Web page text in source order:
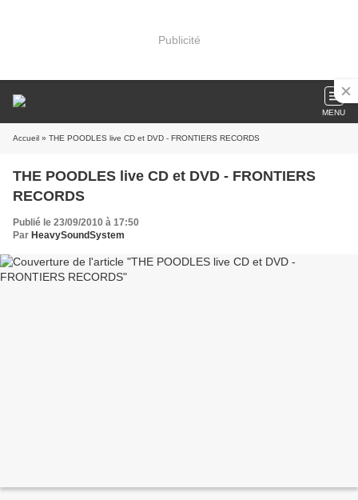
Publicité
MENU
Accueil » THE POODLES live CD et DVD - FRONTIERS RECORDS
THE POODLES live CD et DVD - FRONTIERS
RECORDS
Publié le 23/09/2010 à 17:50
Par HeavySoundSystem